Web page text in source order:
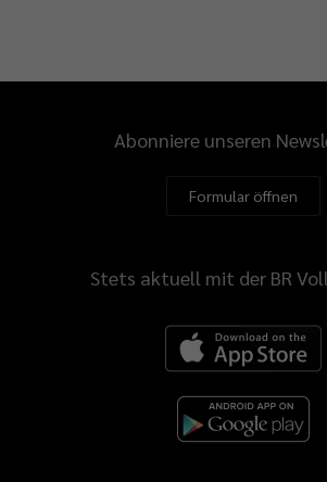
Abonniere unseren
Formular öffnen
Stets aktuell mit der BR